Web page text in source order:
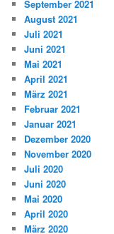
September 2021
August 2021
Juli 2021
Juni 2021
Mai 2021
April 2021
März 2021
Februar 2021
Januar 2021
Dezember 2020
November 2020
Juli 2020
Juni 2020
Mai 2020
April 2020
März 2020